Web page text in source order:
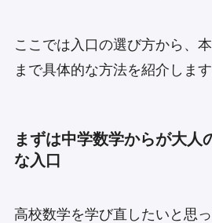
ここでは入口の選び方から、
まで具体的な方法を紹介します
まずは中学数学からが大人
な入口
高校数学を学び直したいと思